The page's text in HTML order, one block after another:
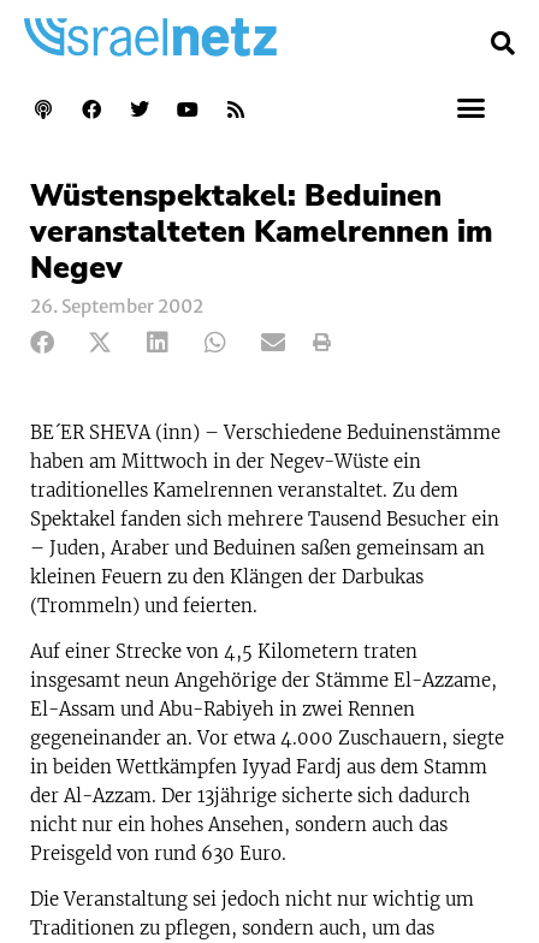
Wüstenspektakel: Beduinen
veranstalteten Kamelrennen im
Negev
26. September 2002
BE´ER SHEVA (inn) – Verschiedene Beduinenstämme
haben am Mittwoch in der Negev-Wüste ein
traditionelles Kamelrennen veranstaltet. Zu dem
Spektakel fanden sich mehrere Tausend Besucher ein
– Juden, Araber und Beduinen saßen gemeinsam an
kleinen Feuern zu den Klängen der Darbukas
(Trommeln) und feierten.
Auf einer Strecke von 4,5 Kilometern traten
insgesamt neun Angehörige der Stämme El-Azzame,
El-Assam und Abu-Rabiyeh in zwei Rennen
gegeneinander an. Vor etwa 4.000 Zuschauern, siegte
in beiden Wettkämpfen Iyyad Fardj aus dem Stamm
der Al-Azzam. Der 13jährige sicherte sich dadurch
nicht nur ein hohes Ansehen, sondern auch das
Preisgeld von rund 630 Euro.
Die Veranstaltung sei jedoch nicht nur wichtig um
Traditionen zu pflegen, sondern auch, um das